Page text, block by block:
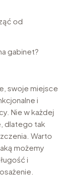
od
gabinet?
swoje miejsce
i
Nie w każdej
dlatego tak
Warto
możemy
i